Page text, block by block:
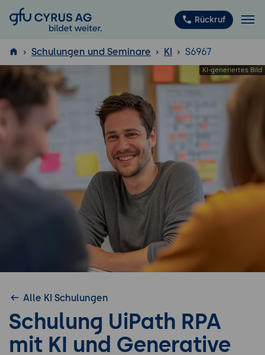
GFU Cyrus AG Rückruf
ISTQB ®
Schulungen und Seminare KI S6967
Alle KI Schulungen
Schulung UiPath RPA
mit KI und Generative